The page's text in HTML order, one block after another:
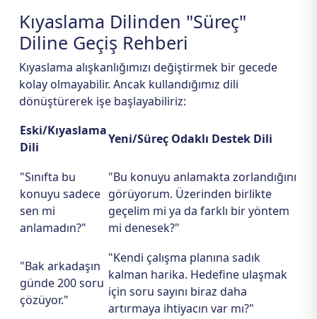
Kıyaslama Dilinden "Süreç"
Diline Geçiş Rehberi
Kıyaslama alışkanlığımızı değiştirmek bir gecede
kolay olmayabilir. Ancak kullandığımız dili
dönüştürerek işe başlayabiliriz:
Eski/Kıyaslama
Dili
Yeni/Süreç Odaklı Destek Dili
"Sınıfta bu
konuyu sadece
sen mi
anlamadın?"
"Bu konuyu anlamakta zorlandığını
görüyorum. Üzerinden birlikte
geçelim mi ya da farklı bir yöntem
mi denesek?"
"Bak arkadaşın
günde 200 soru
çözüyor."
"Kendi çalışma planına sadık
kalman harika. Hedefine ulaşmak
için soru sayını biraz daha
artırmaya ihtiyacın var mı?"